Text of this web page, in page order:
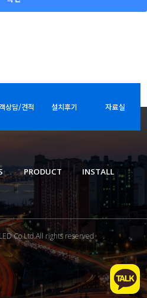
상담/견적 설치후기 자료실
PRODUCT INSTALL
Co.Ltd.All rights reserved